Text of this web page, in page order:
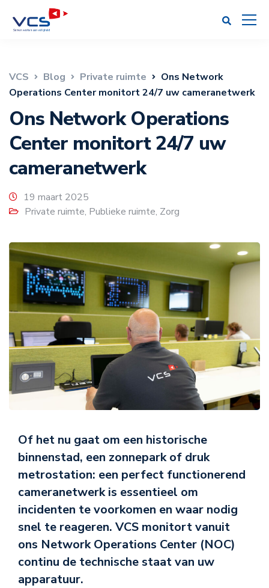
VCS Blog Private ruimte
Ons Network
Operations Center monitort 24/7 uw cameranetwerk
Ons Network Operations
Center monitort 24/7 uw
cameranetwerk
19 maart 2025
Private ruimte, Publieke ruimte, Zorg
Of het nu gaat om een historische
binnenstad, een zonnepark of druk
metrostation: een perfect functionerend
cameranetwerk is essentieel om
incidenten te voorkomen en waar nodig
snel te reageren. VCS monitort vanuit
ons Network Operations Center (NOC)
continu de technische staat van uw
apparatuur.